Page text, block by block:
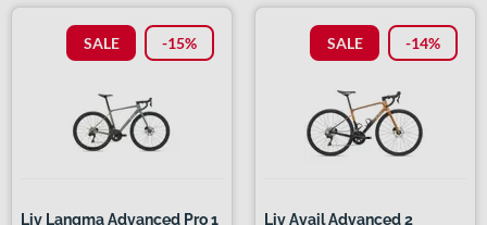
SALE -15%
Liv Langma Advanced Pro 1
SALE -14%
Liv Avail Advanced 2